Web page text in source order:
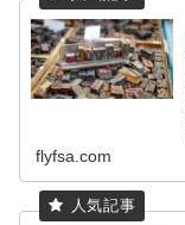
flyfsa.com